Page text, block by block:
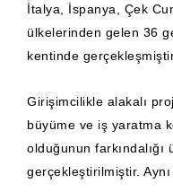
İtalya, İspanya, Çek
ülkelerinden gelen 36
kentinde
Girişimcilikle alakalı
büyüme ve iş yaratma
olduğunun farkındalığı
gerçekleştirilmiştir.